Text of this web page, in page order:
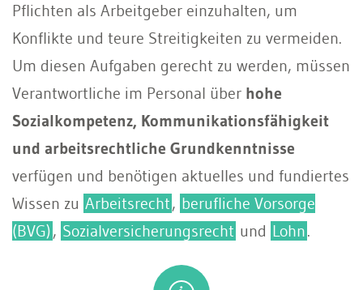
Pflichten als Arbeitgeber einzuhalten, um
Konflikte und teure Streitigkeiten zu vermeiden.
Um diesen Aufgaben gerecht zu werden, müssen
Verantwortliche im Personal über hohe
Sozialkompetenz, Kommunikationsfähigkeit
und arbeitsrechtliche Grundkenntnisse
verfügen und benötigen aktuelles und fundiertes
Wissen zu Arbeitsrecht, berufliche Vorsorge
(BVG), Sozialversicherungsrecht und Lohn.